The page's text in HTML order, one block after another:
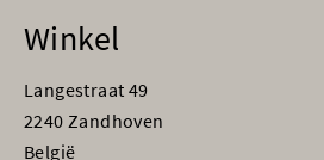
Winkel
Langestraat 49
2240 Zandhoven
België